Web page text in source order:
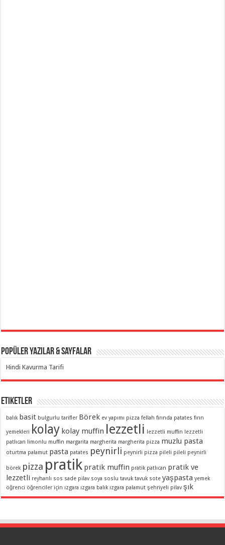
Popüler Yazılar & Sayfalar
Hindi Kavurma Tarifi
Etiketler
balık basit bulgurlu tarifler Börek ev yapımı pizza fellah fırında patates fırın
yemekleri kolay kolay muffin lezzetli lezzetli muffin
lezzetli
patlıcan
limonlu muffin margarita margherita margherita pizza muzlu pasta
oturtma palamut pasta patates peynirli peynirli pizza pileli pileli peynirli
börek pizza pratik pratik muffin pratik patlıcan pratik ve
lezzetli reyhanlı sos sade pilav soya soslu tavuk tavuk sote yaşpasta yemek
öğrenci öğrenciler için ızgara ızgara balık ızgara palamut şehriyeli pilav şık